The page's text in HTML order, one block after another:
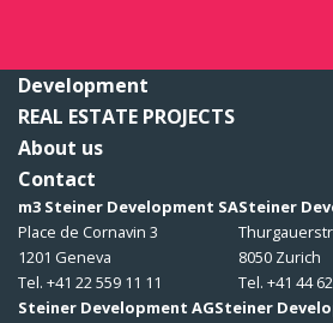
Development
REAL ESTATE PROJECTS
About us
Contact
m3 Steiner Development SA
Place de Cornavin 3
1201 Geneva
Tel. +41 22 559 11 11
Steiner
8050 Zurich
Tel. +41 44
Steiner Development AGSteiner